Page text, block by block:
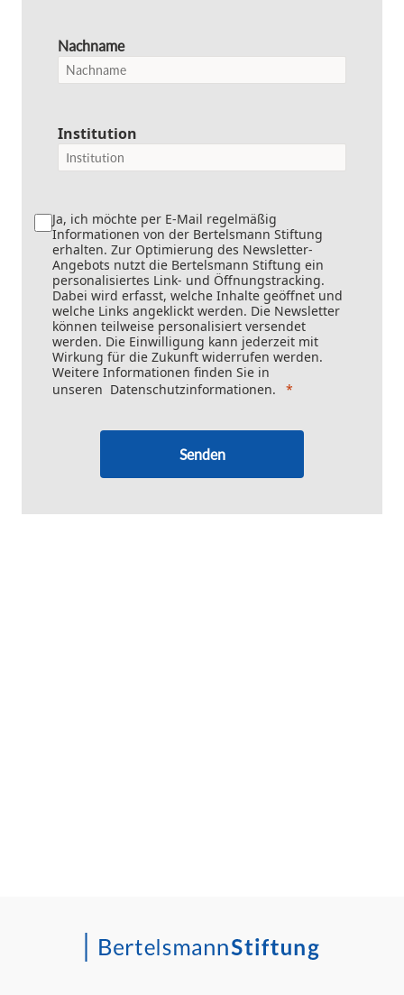
Nachname
Institution
Ja, ich möchte per E-Mail regelmäßig
Informationen von der Bertelsmann Stiftung
erhalten. Zur Optimierung des Newsletter-
Angebots nutzt die Bertelsmann Stiftung ein
personalisiertes Link- und Öffnungstracking.
Dabei wird erfasst, welche Inhalte geöffnet und
welche Links angeklickt werden. Die Newsletter
können teilweise personalisiert versendet
werden. Die Einwilligung kann jederzeit mit
Wirkung für die Zukunft widerrufen werden.
Weitere Informationen finden Sie in
unseren Datenschutzinformationen.
Senden